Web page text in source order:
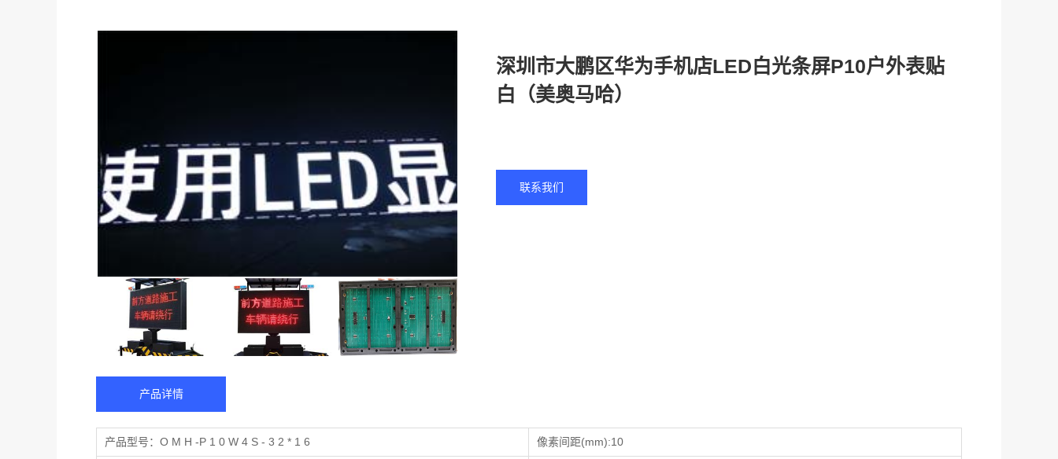
深圳市大鹏区华为手机店LED白光条屏P10户外表贴
白（美奥马哈）
联系我们
产品详情
产品型号：O M H -P 1 0 W 4 S - 3 2 * 1 6 像素间距(mm):10